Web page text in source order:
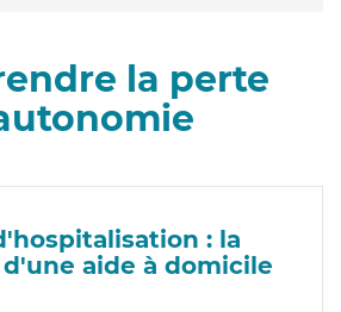
la perte
: la
aide à domicile